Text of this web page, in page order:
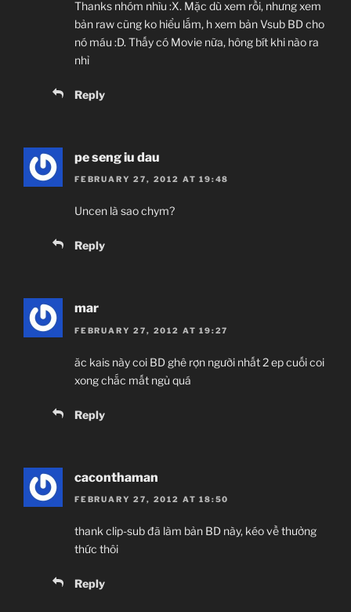
Thanks nhóm nhìu :X. Mặc dù xem rồi, nhưng xem
bản raw cũng ko hiểu lắm, h xem bản Vsub BD cho
nó máu :D. Thấy có Movie nữa, hông bít khi nào ra
nhỉ
Reply
pe seng iu dau
FEBRUARY 27, 2012 AT 19:48
Uncen là sao chym?
Reply
mar
FEBRUARY 27, 2012 AT 19:27
ăc kais này coi BD ghê rợn người nhất 2 ep cuối coi
xong chắc mất ngủ quá
Reply
caconthaman
FEBRUARY 27, 2012 AT 18:50
thank clip-sub đã làm bản BD này, kéo về thưởng
thức thôi
Reply